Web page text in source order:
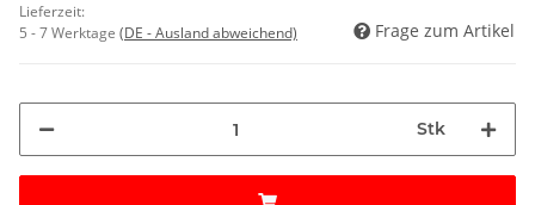
Lieferzeit:
5 - 7 Werktage (DE - Ausland abweichend) Frage zum Artikel
Stk